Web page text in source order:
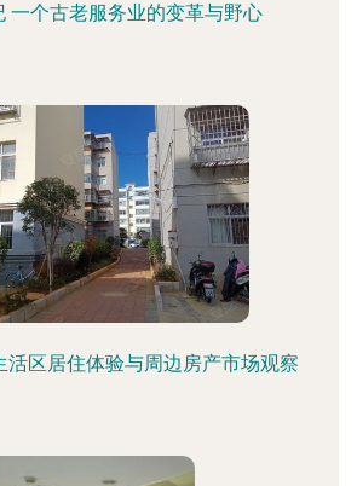
一个古老服务业的变革与野心
活区居住体验与周边房产市场观察